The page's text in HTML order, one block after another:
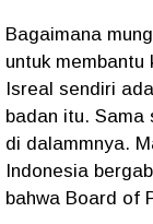
Bagaimana
untuk
Isreal sendiri
badan itu. Sama
di dalammnya.
Indonesia
bahwa Board of